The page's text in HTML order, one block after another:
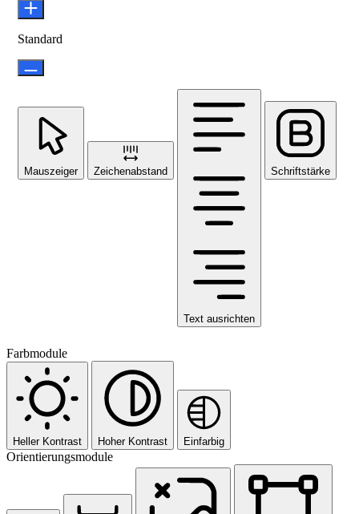
Standard
Mauszeiger Zeichenabstand
Text ausrichten
Schriftstärke
Farbmodule
Heller Kontrast Hoher Kontrast Einfarbig
Orientierungsmodule